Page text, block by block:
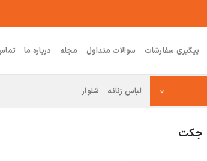
پیگیری سفارشات سوالات متداول مجله درباره ما
لباس زنانه شلوار
جکت